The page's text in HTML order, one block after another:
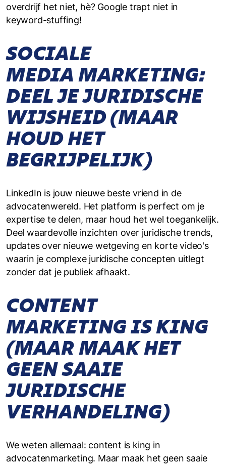
overdrijf het niet, hè? Google trapt niet in
keyword-stuffing!
SOCIALE
MEDIA MARKETING:
DEEL JE JURIDISCHE
WIJSHEID (MAAR
HOUD HET
BEGRIJPELIJK)
LinkedIn is jouw nieuwe beste vriend in de
advocatenwereld. Het platform is perfect om je
expertise te delen, maar houd het wel toegankelijk.
Deel waardevolle inzichten over juridische trends,
updates over nieuwe wetgeving en korte video's
waarin je complexe juridische concepten uitlegt
zonder dat je publiek afhaakt.
CONTENT
MARKETING IS KING
(MAAR MAAK HET
GEEN SAAIE
JURIDISCHE
VERHANDELING)
We weten allemaal: content is king in
advocatenmarketing. Maar maak het geen saaie